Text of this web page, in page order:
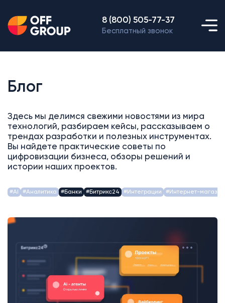
8 (800) 505-77-37
Бесплатный звонок
Блог
Здесь мы делимся свежими новостями из мира
технологий, разбираем кейсы, рассказываем о
трендах разработки и полезных инструментах.
Вы найдете практические советы по
цифровизации бизнеса, обзоры решений и
истории наших проектов.
#AI #Аналитика #Банки #Битрикс24 #Интеграции #Интернет-